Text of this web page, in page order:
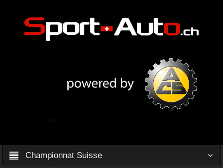
Championnat Suisse